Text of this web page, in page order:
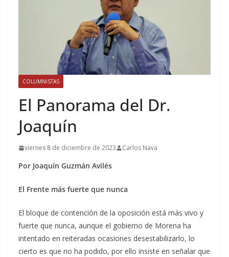
COLUMNISTAS
El Panorama del Dr.
Joaquín
viernes 8 de diciembre de 2023 Carlos Nava
Por Joaquín Guzmán Avilés
El Frente más fuerte que nunca
El bloque de contención de la oposición está más vivo y
fuerte que nunca, aunque el gobierno de Morena ha
intentado en reiteradas ocasiones desestabilizarlo, lo
cierto es que no ha podido, por ello insiste en señalar que